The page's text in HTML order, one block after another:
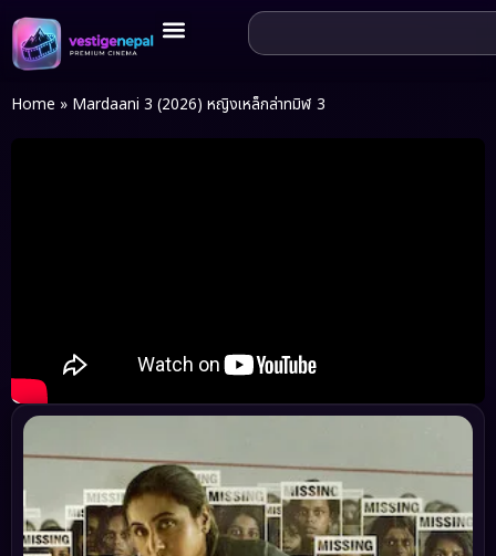
Home » Mardaani 3 (2026) หญิงเหล็กล่าทมิฬ 3